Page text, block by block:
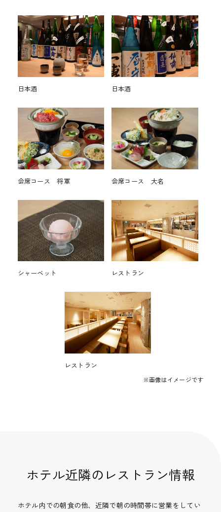
日本酒 日本酒
会席コース 将軍 会席コース 大名
シャーベット レストラン
レストラン
※画像はイメージです
ホテル近隣のレストラン情報
ホテル内での朝食の他、近隣で朝の時間帯に営業をしてい